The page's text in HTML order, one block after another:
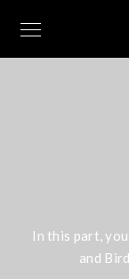
In this part,
and